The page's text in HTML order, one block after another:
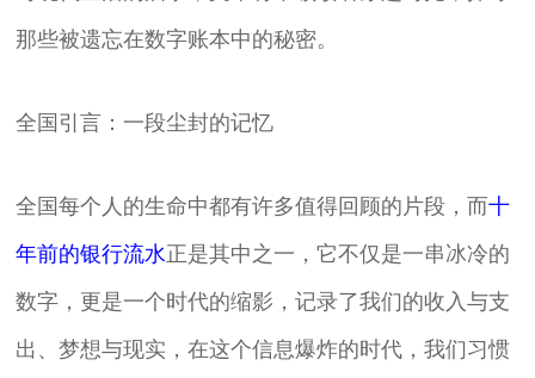
那些被遗忘在数字账本中的秘密。
全国引言：一段尘封的记忆
全国每个人的生命中都有许多值得回顾的片段，而十
年前的银行流水正是其中之一，它不仅是一串冰冷的
数字，更是一个时代的缩影，记录了我们的收入与支
出、梦想与现实，在这个信息爆炸的时代，我们习惯